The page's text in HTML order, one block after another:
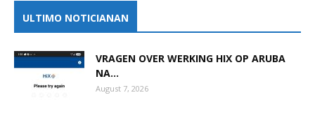
ULTIMO NOTICIANAN
VRAGEN OVER WERKING HIX OP ARUBA
NA...
August 7, 2026